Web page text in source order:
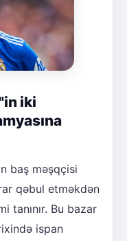
iki
baş məşqçisi
qəbul etməkdən
tanınır. Bu bazar
ispan